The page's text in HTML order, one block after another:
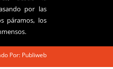
por las
páramos, los
Por: Publiweb